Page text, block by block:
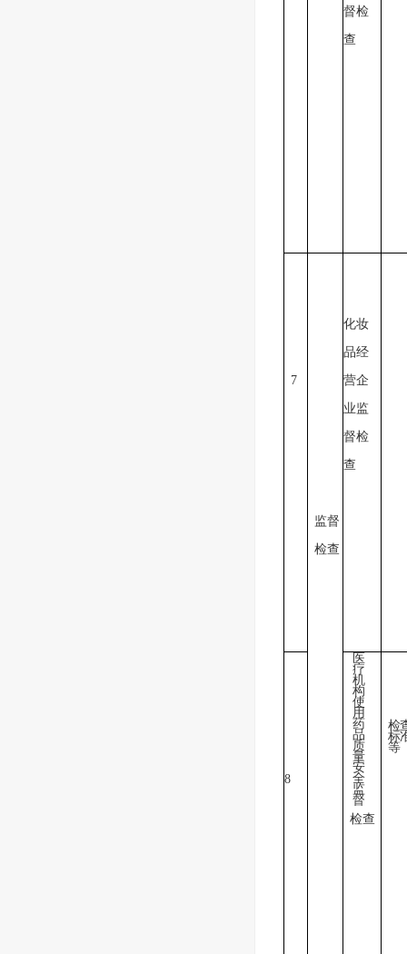
督检
查
7
监督
检查
化妆
品经
营企
业监
督检
查
8
医
疗
机
构
使
用
药
品
质
量
安
全
监
督
检查
检
标
等